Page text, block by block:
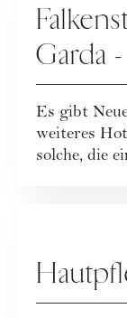
Garda
Es gibt
weiteres
solche, die